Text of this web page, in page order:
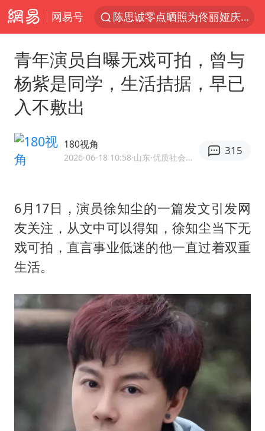
网易号
新疆优化调整景区内自驾服务费
情侣平潭拍日出坠崖1死1伤
央视新主播李秋莹孙亚鹏亮相
商场现钱学森巨幅海报 负责人回应
购飞机票7分钟后退票被扣2022元
郑丽文：台湾从来没有“独立”过
乐享全民健身 共筑健康中国
青年演员自曝无戏可拍，曾与
杨紫是同学，生活拮据，早已
入不敷出
180视角
2026-06-18 10:58·山东 ·优质社会领域创作者
315
6月17日，演员徐知尘的一篇发文引发网
友关注，从文中可以得知，徐知尘当下无
戏可拍，直言事业低迷的他一直过着双重
生活。